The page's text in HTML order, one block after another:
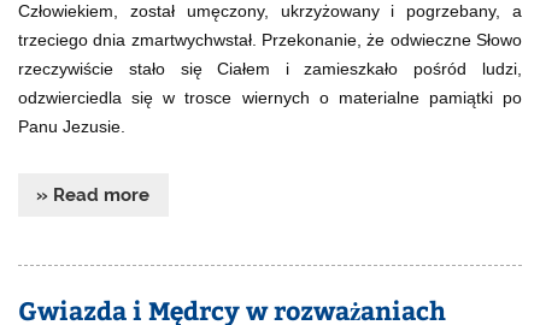
Człowiekiem, został umęczony, ukrzyżowany i pogrzebany, a
trzeciego dnia zmartwychwstał. Przekonanie, że odwieczne Słowo
rzeczywiście stało się Ciałem i zamieszkało pośród ludzi,
odzwierciedla się w trosce wiernych o materialne pamiątki po
Panu Jezusie.
» Read more
Gwiazda i Mędrcy w rozważaniach